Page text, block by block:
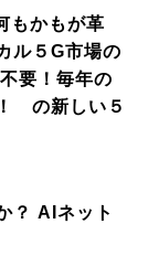
もかもが革
ル５G市場の
要！毎年の
の新しい５
？ AIネット